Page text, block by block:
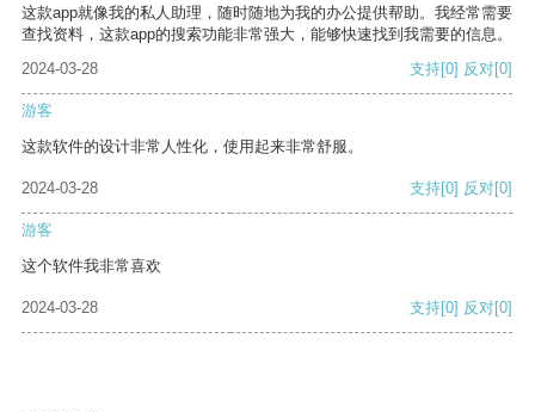
这款app就像我的私人助理，随时随地为我的办公提供帮助。我经常需要
查找资料，这款app的搜索功能非常强大，能够快速找到我需要的信息。
2024-03-28
支持[0] 反对[0]
游客
这款软件的设计非常人性化，使用起来非常舒服。
2024-03-28 支持[0] 反对[0]
游客
这个软件我非常喜欢
2024-03-28 支持[0] 反对[0]